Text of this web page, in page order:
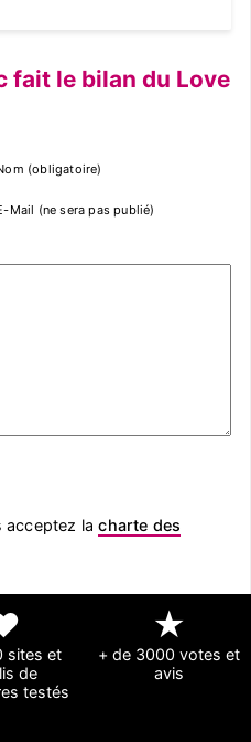
fait le bilan du Love
(obligatoire)
Mail (ne sera pas publié)
acceptez lacharte des
sites et
de
testés
★
+ de 3000 votes et
avis